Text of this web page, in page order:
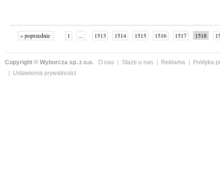
« poprzednie 1 ... 1513 1514 1515 1516 1517 1518
Copyright © Wyborcza sp. z o.o. O nas Staże u nas Reklama
Polityka
Ustawienia prywatności